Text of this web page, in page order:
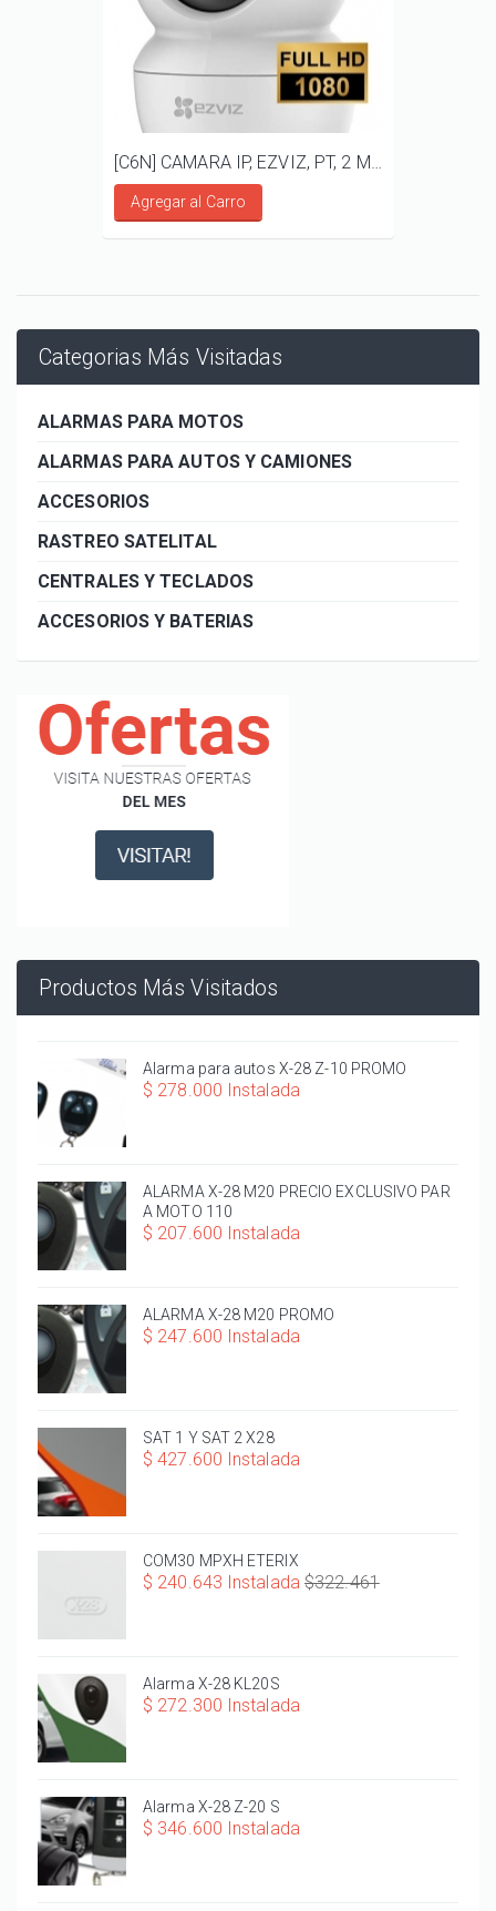
[C6N] CAMARA IP, EZVIZ, PT, 2 MP, AUDIO BIDIRECCIONAL
Agregar al Carro
Categorias Más Visitadas
ALARMAS PARA MOTOS
ALARMAS PARA AUTOS Y CAMIONES
ACCESORIOS
RASTREO SATELITAL
CENTRALES Y TECLADOS
ACCESORIOS Y BATERIAS
Productos Más Visitados
Alarma para autos X-28 Z-10 PROMO
$ 278.000 Instalada
ALARMA X-28 M20 PRECIO EXCLUSIVO PAR
A MOTO 110
$ 207.600 Instalada
ALARMA X-28 M20 PROMO
$ 247.600 Instalada
SAT 1 Y SAT 2 X28
$ 427.600 Instalada
COM30 MPXH ETERIX
$ 240.643 Instalada $322.461
Alarma X-28 KL20S
$ 272.300 Instalada
Alarma X-28 Z-20 S
$ 346.600 Instalada